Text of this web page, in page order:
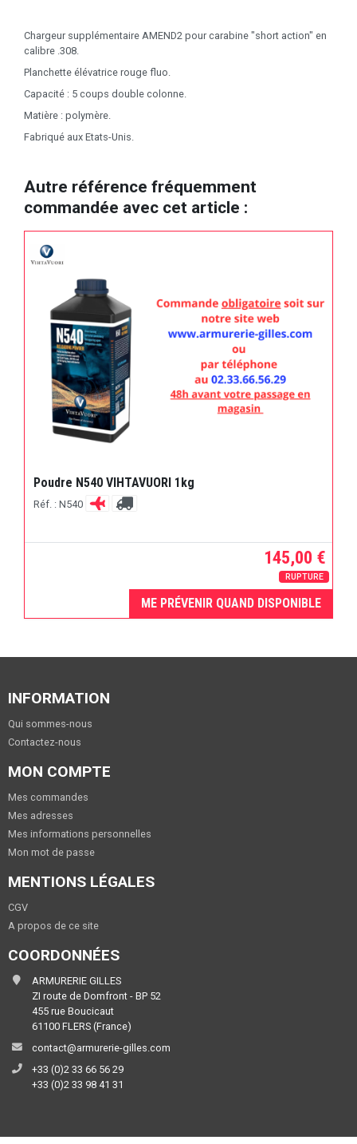
Chargeur supplémentaire AMEND2 pour carabine "short action" en
calibre .308.
Planchette élévatrice rouge fluo.
Capacité : 5 coups double colonne.
Matière : polymère.
Fabriqué aux Etats-Unis.
Autre référence fréquemment
commandée avec cet article :
Poudre N540 VIHTAVUORI 1kg
Réf. : N540
145,00 €
RUPTURE
ME PRÉVENIR QUAND DISPONIBLE
INFORMATION
Qui sommes-nous
Contactez-nous
MON COMPTE
Mes commandes
Mes adresses
Mes informations personnelles
Mon mot de passe
MENTIONS LÉGALES
CGV
A propos de ce site
COORDONNÉES
ARMURERIE GILLES
ZI route de Domfront - BP 52
455 rue Boucicaut
61100 FLERS (France)
contact@armurerie-gilles.com
+33 (0)2 33 66 56 29
+33 (0)2 33 98 41 31